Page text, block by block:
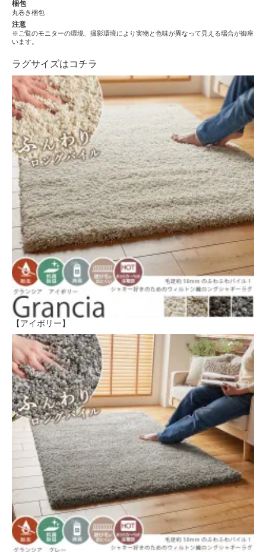
梱包
丸巻き梱包
注意
※ご覧のモニターの環境、撮影環境により実物と色味が異なって見える場合が御座
います。
ラグサイズはコチラ
【アイボリー】